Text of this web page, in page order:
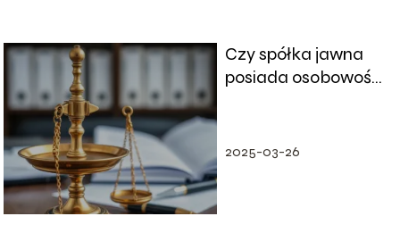
Czy spółka jawna
posiada osobowość
2025-03-26